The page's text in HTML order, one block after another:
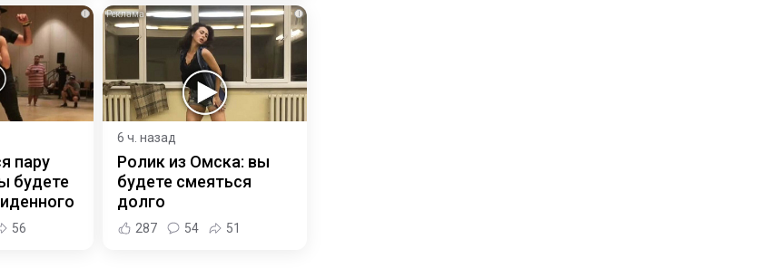
i
пару
будете
56
i
6 ч. назад
Ролик из Омска: вы
будете смеяться
долго
287 54 51